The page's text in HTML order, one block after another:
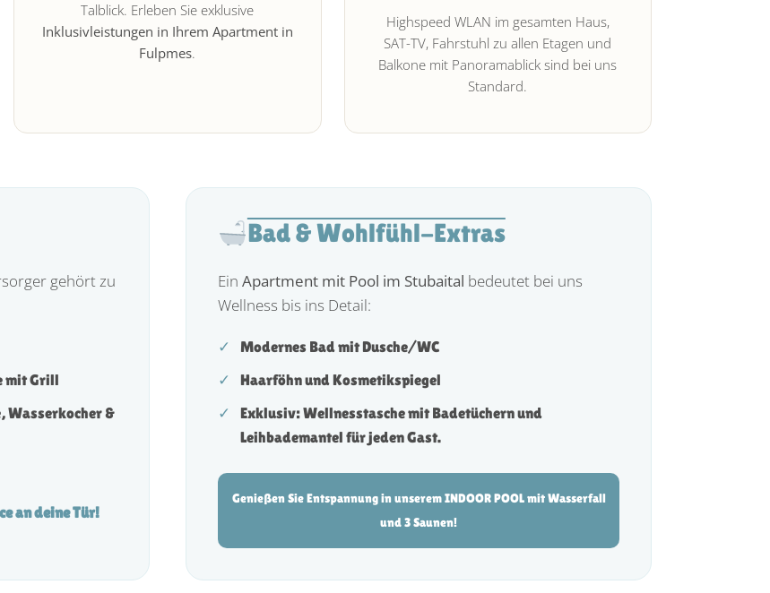
Talblick. Erleben Sie exklusive
Inklusivleistungen in Ihrem Apartment in
Fulpmes.
Highspeed WLAN im gesamten Haus,
SAT-TV, Fahrstuhl zu allen Etagen und
Balkone mit Panoramablick sind bei uns
Standard.
gehört zu
mit Grill
Wasserkocher &
an deine Tür!
Bad & Wohlfühl-Extras
Ein Apartment mit Pool im Stubaital bedeutet bei uns
Wellness bis ins Detail:
✓
Modernes Bad mit Dusche/WC
✓
Haarföhn und Kosmetikspiegel
✓
Exklusiv:Wellnesstasche mit Badetüchern und
Leihbademantel für jeden Gast.
Genießen Sie Entspannung in unserem INDOOR POOL mit Wasserfall
und 3 Saunen!